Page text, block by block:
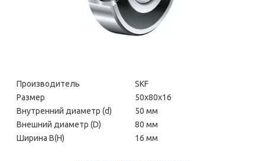
Производитель
SKF
Размер
50х80х16
Внутренний диаметр (d)
50 мм
Внешний диаметр (D)
80 мм
Ширина В(H)
16 мм